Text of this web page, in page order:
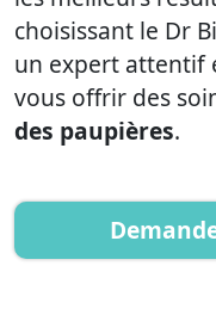
choisissant le Dr
un expert attentif
vous offrir des
des paupières.